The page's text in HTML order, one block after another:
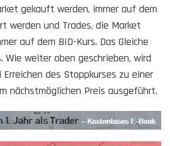
gekauft werden, immer auf dem
werden und Trades, die Market
auf dem BID-Kurs. Das Gleiche
weiter oben geschrieben, wird
des Stoppkurses zu einer
nächstmöglichen Preis ausgeführt.